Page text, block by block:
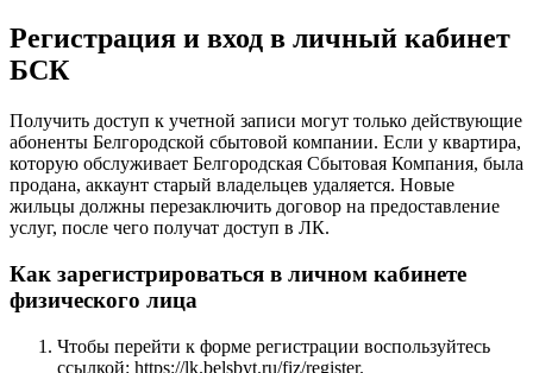
Регистрация и вход в личный кабинет
БСК
Получить доступ к учетной записи могут только действующие
абоненты Белгородской сбытовой компании. Если у квартира,
которую обслуживает Белгородская Сбытовая Компания, была
продана, аккаунт старый владельцев удаляется. Новые
жильцы должны перезаключить договор на предоставление
услуг, после чего получат доступ в ЛК.
Как зарегистрироваться в личном кабинете
физического лица
Чтобы перейти к форме регистрации воспользуйтесь
ссылкой: https://lk.belsbyt.ru/fiz/register.